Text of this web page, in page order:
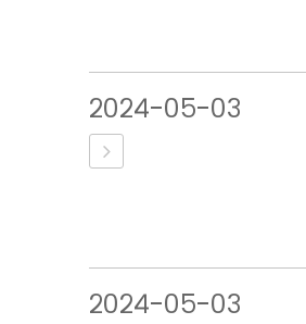
२०२४-०५-०३
२०२४-०५-०३